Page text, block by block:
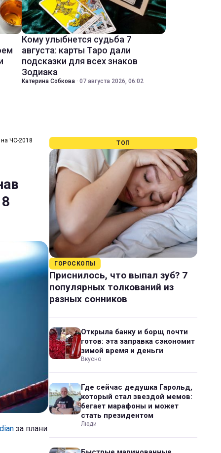
Кому улыбнется судьба 7
августа: карты Таро дали
подсказки для всех знаков
Зодиака
Катерина Собкова · 07 августа 2026, 06:02
на ЧС-2018
за плани
ТОП
ГОРОСКОПЫ
Приснилось, что выпал зуб? 7
популярных толкований из
разных сонников
Открыла банку и борщ почти
готов: эта заправка сэкономит
зимой время и деньги
Вкусно
Где сейчас дедушка Гарольд,
который стал звездой мемов:
бегает марафоны и может
стать президентом
Люди